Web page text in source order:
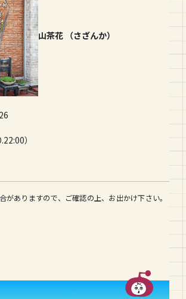
山茶花 （さざんか）
）
がありますので、ご確認の上、お出かけ下さい。